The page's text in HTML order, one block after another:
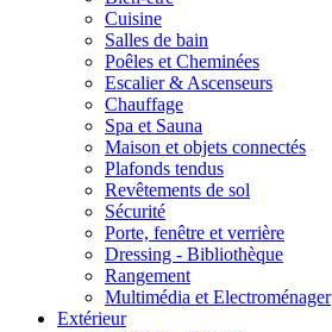
Cuisine
Salles de bain
Poêles et Cheminées
Escalier & Ascenseurs
Chauffage
Spa et Sauna
Maison et objets connectés
Plafonds tendus
Revêtements de sol
Sécurité
Porte, fenêtre et verrière
Dressing - Bibliothèque
Rangement
Multimédia et Electroménager
Extérieur